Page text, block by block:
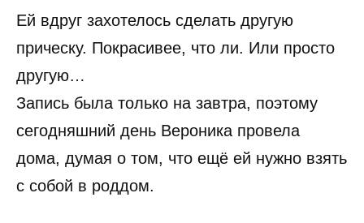
Ей вдруг захотелось сделать другую
прическу. Покрасивее, что ли. Или просто
другую…
Запись была только на завтра, поэтому
сегодняшний день Вероника провела
дома, думая о том, что ещё ей нужно взять
с собой в роддом.